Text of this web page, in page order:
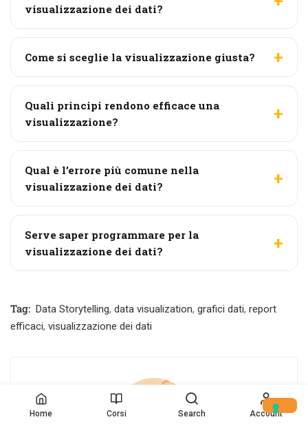
visualizzazione dei dati?
Come si sceglie la visualizzazione giusta?
Quali principi rendono efficace una
visualizzazione?
Qual è l’errore più comune nella
visualizzazione dei dati?
Serve saper programmare per la
visualizzazione dei dati?
Tag: Data Storytelling, data visualization, grafici dati, report
efficaci, visualizzazione dei dati
Home Corsi Search Account